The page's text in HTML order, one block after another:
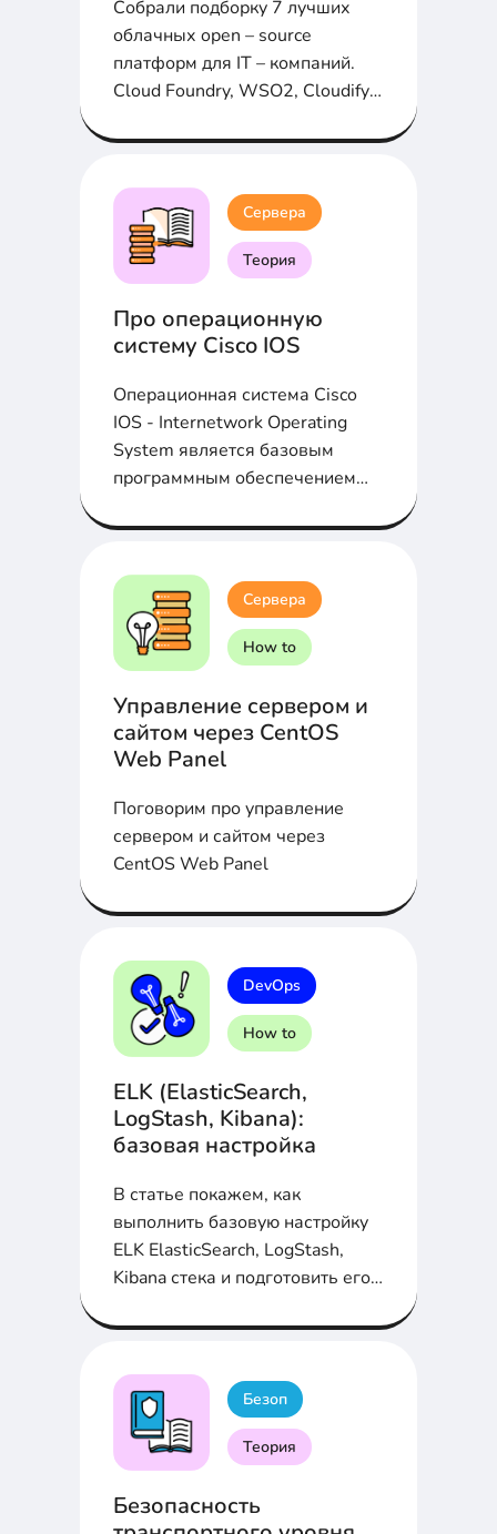
Собрали подборку 7 лучших
облачных open – source
платформ для IT – компаний.
Cloud Foundry, WSO2, Cloudify,
Alibaba в статье
Сервера
Теория
Про операционную
систему Cisco IOS
Операционная система Cisco
IOS - Internetwork Operating
System является базовым
программным обеспечением
Сервера
How to
Управление сервером и
сайтом через CentOS
Web Panel
Поговорим про управление
сервером и сайтом через
CentOS Web Panel
DevOps
How to
ELK (ElasticSearch,
LogStash, Kibana):
базовая настройка
В статье покажем, как
выполнить базовую настройку
ELK ElasticSearch, LogStash,
Kibana стека и подготовить его к
Безоп
Теория
Безопасность